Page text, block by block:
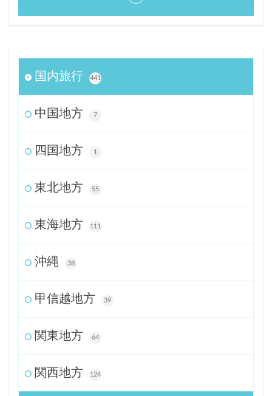
国内旅行 441
中国地方 7
四国地方 1
東北地方 55
東海地方 111
沖縄 38
甲信越地方 39
関東地方 64
関西地方 124